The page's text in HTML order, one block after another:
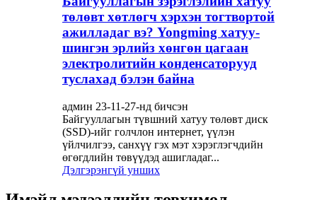
төлөвт хөтлөгч хэрхэн тогтвортой
ажилладаг вэ? Yongming хатуу-
шингэн эрлийз хөнгөн цагаан
электролитийн конденсаторууд
туслахад бэлэн байна
админ 23-11-27-нд бичсэн
Байгууллагын түвшний хатуу төлөвт диск
(SSD)-ийг голчлон интернет, үүлэн
үйлчилгээ, санхүү гэх мэт хэрэглэгчдийн
өгөгдлийн төвүүдэд ашигладаг...
Дэлгэрэнгүй унших